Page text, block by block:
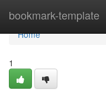
bookmark-template
Home
Home
1